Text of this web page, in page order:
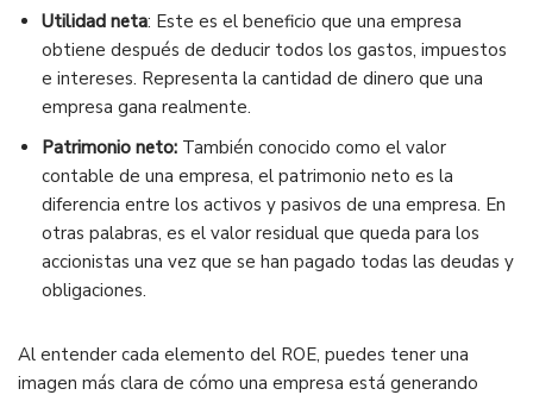
Utilidad neta: Este es el beneficio que una empresa
obtiene después de deducir todos los gastos, impuestos
e intereses. Representa la cantidad de dinero que una
empresa gana realmente.
Patrimonio neto: También conocido como el valor
contable de una empresa, el patrimonio neto es la
diferencia entre los activos y pasivos de una empresa. En
otras palabras, es el valor residual que queda para los
accionistas una vez que se han pagado todas las deudas y
obligaciones.
Al entender cada elemento del ROE, puedes tener una
imagen más clara de cómo una empresa está generando